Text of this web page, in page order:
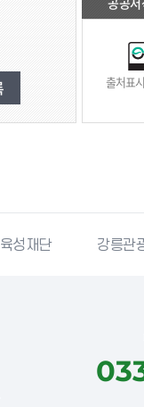
출처표
강릉관광개발공사